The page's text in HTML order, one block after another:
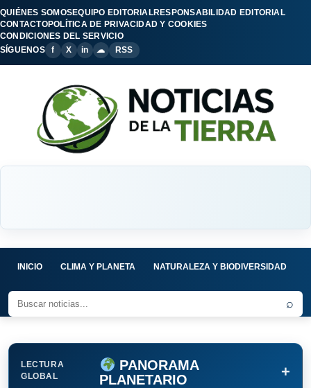
QUIÉNES SOMOSEQUIPO EDITORIALRESPONSABILIDAD EDITORIAL
CONTACTOPOLÍTICA DE PRIVACIDAD Y COOKIES
CONDICIONES DEL SERVICIO
SÍGUENOS
f X in ☁ RSS
INICIO CLIMA Y PLANETA NATURALEZA Y BIODIVERSIDAD
⌕
LECTURA
GLOBAL
PANORAMA
PLANETARIO
+